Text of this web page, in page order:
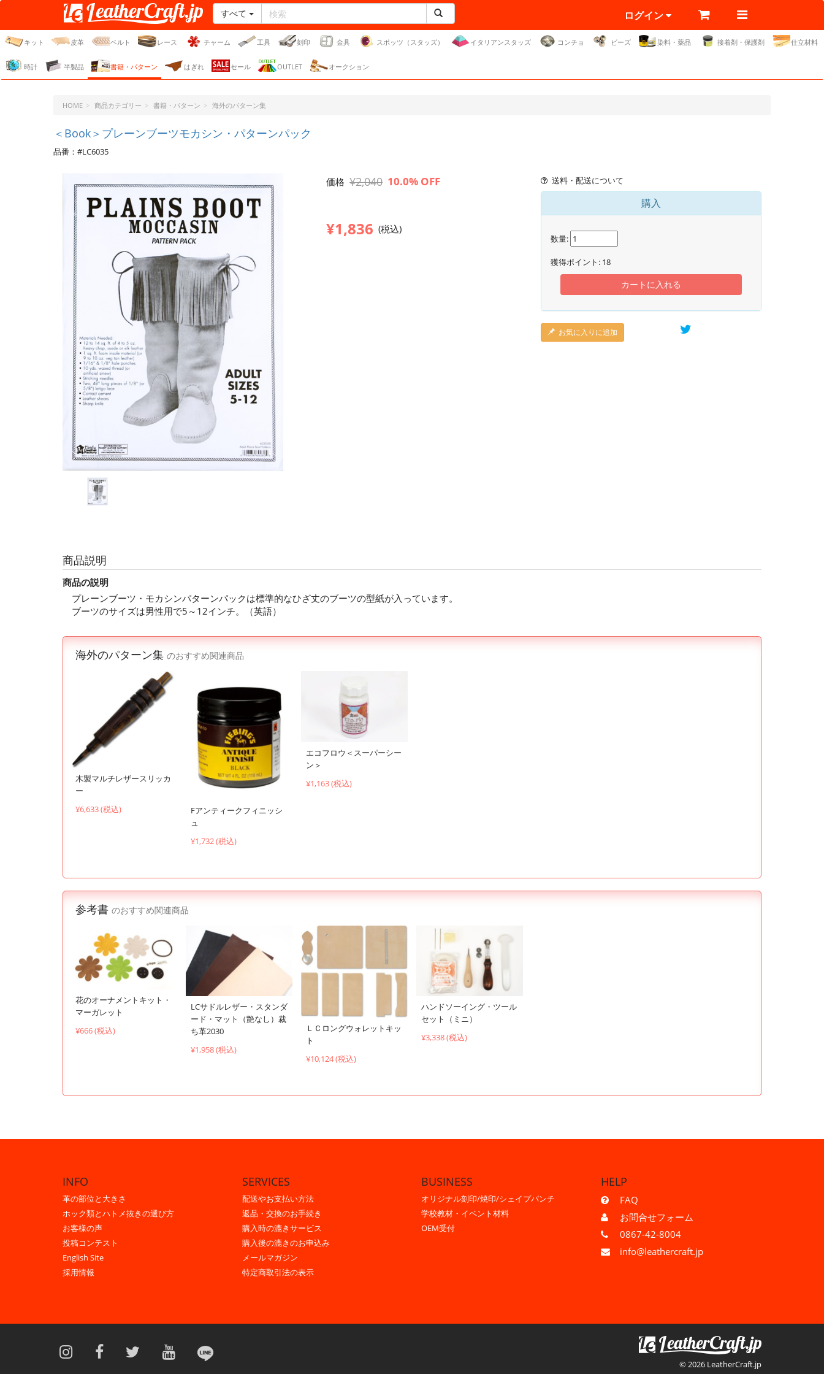
レザークラフト・ドット・
ジェーピー
すべて ログイン
キット 皮革 ベルト レース チャーム 工具 刻印 金具 スポッツ（スタッズ） イタリアンスタッズ コンチョ ビーズ 染料・薬品 接着剤・保護剤 仕立材料
時計 半製品 書籍・パターン はぎれ セール OUTLET オークション
HOME 商品カテゴリー 書籍・パターン 海外のパターン集
＜Book＞プレーンブーツモカシン・パターンパック
品番：#LC6035
価格 ¥2,040 10.0% OFF
¥1,836 (税込)
送料・配送について
購入
数量:
獲得ポイント: 18
カートに入れる
お気に入りに追加
商品説明
商品の説明
プレーンブーツ・モカシンパターンパックは標準的なひざ丈のブーツの型紙が入っています。
ブーツのサイズは男性用で5～12インチ。（英語）
海外のパターン集 のおすすめ関連商品
木製マルチレザースリッカ
ー
¥6,633 (税込)
Fアンティークフィニッシ
ュ
¥1,732 (税込)
エコフロウ＜スーパーシー
ン＞
¥1,163 (税込)
参考書 のおすすめ関連商品
花のオーナメントキット・
マーガレット
¥666 (税込)
LCサドルレザー・スタンダ
ード・マット（艶なし）裁
ち革2030
¥1,958 (税込)
ＬＣロングウォレットキッ
ト
¥10,124 (税込)
ハンドソーイング・ツール
セット（ミニ）
¥3,338 (税込)
INFO
革の部位と大きさ
ホック類とハトメ抜きの選び方
お客様の声
投稿コンテスト
English Site
採用情報
SERVICES
配送やお支払い方法
返品・交換のお手続き
購入時の漉きサービス
購入後の漉きのお申込み
メールマガジン
特定商取引法の表示
BUSINESS
オリジナル刻印/焼印/シェイプパンチ
学校教材・イベント材料
OEM受付
HELP
FAQ
お問合せフォーム
0867-42-8004
info@leathercraft.jp
© 2026 LeatherCraft.jp